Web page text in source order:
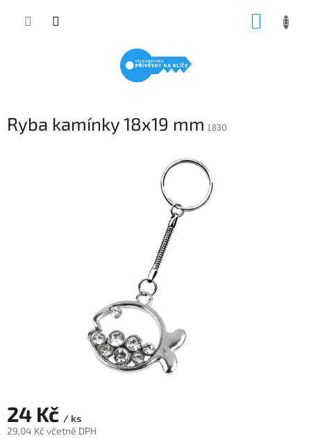
Ryba kamínky 18x19 mm 1830
24 Kč / ks
29,04 Kč včetně DPH